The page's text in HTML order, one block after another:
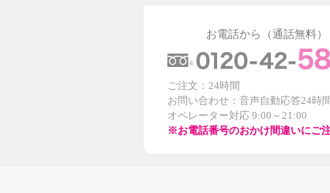
お電話から（通話無料）
ご注文：24時間
お問い合わせ：音声自動応答24時
オペレーター対応 9:00～21:00
※お電話番号のおかけ間違いにご注